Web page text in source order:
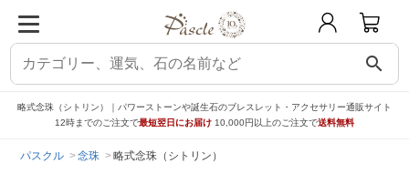
search
略式念珠（シトリン）｜パワーストーンや誕生石のブレスレット・アクセサリー通販サイト
12時までのご注文で最短翌日にお届け 10,000円以上のご注文で送料無料
パスクル 念珠 略式念珠（シトリン）